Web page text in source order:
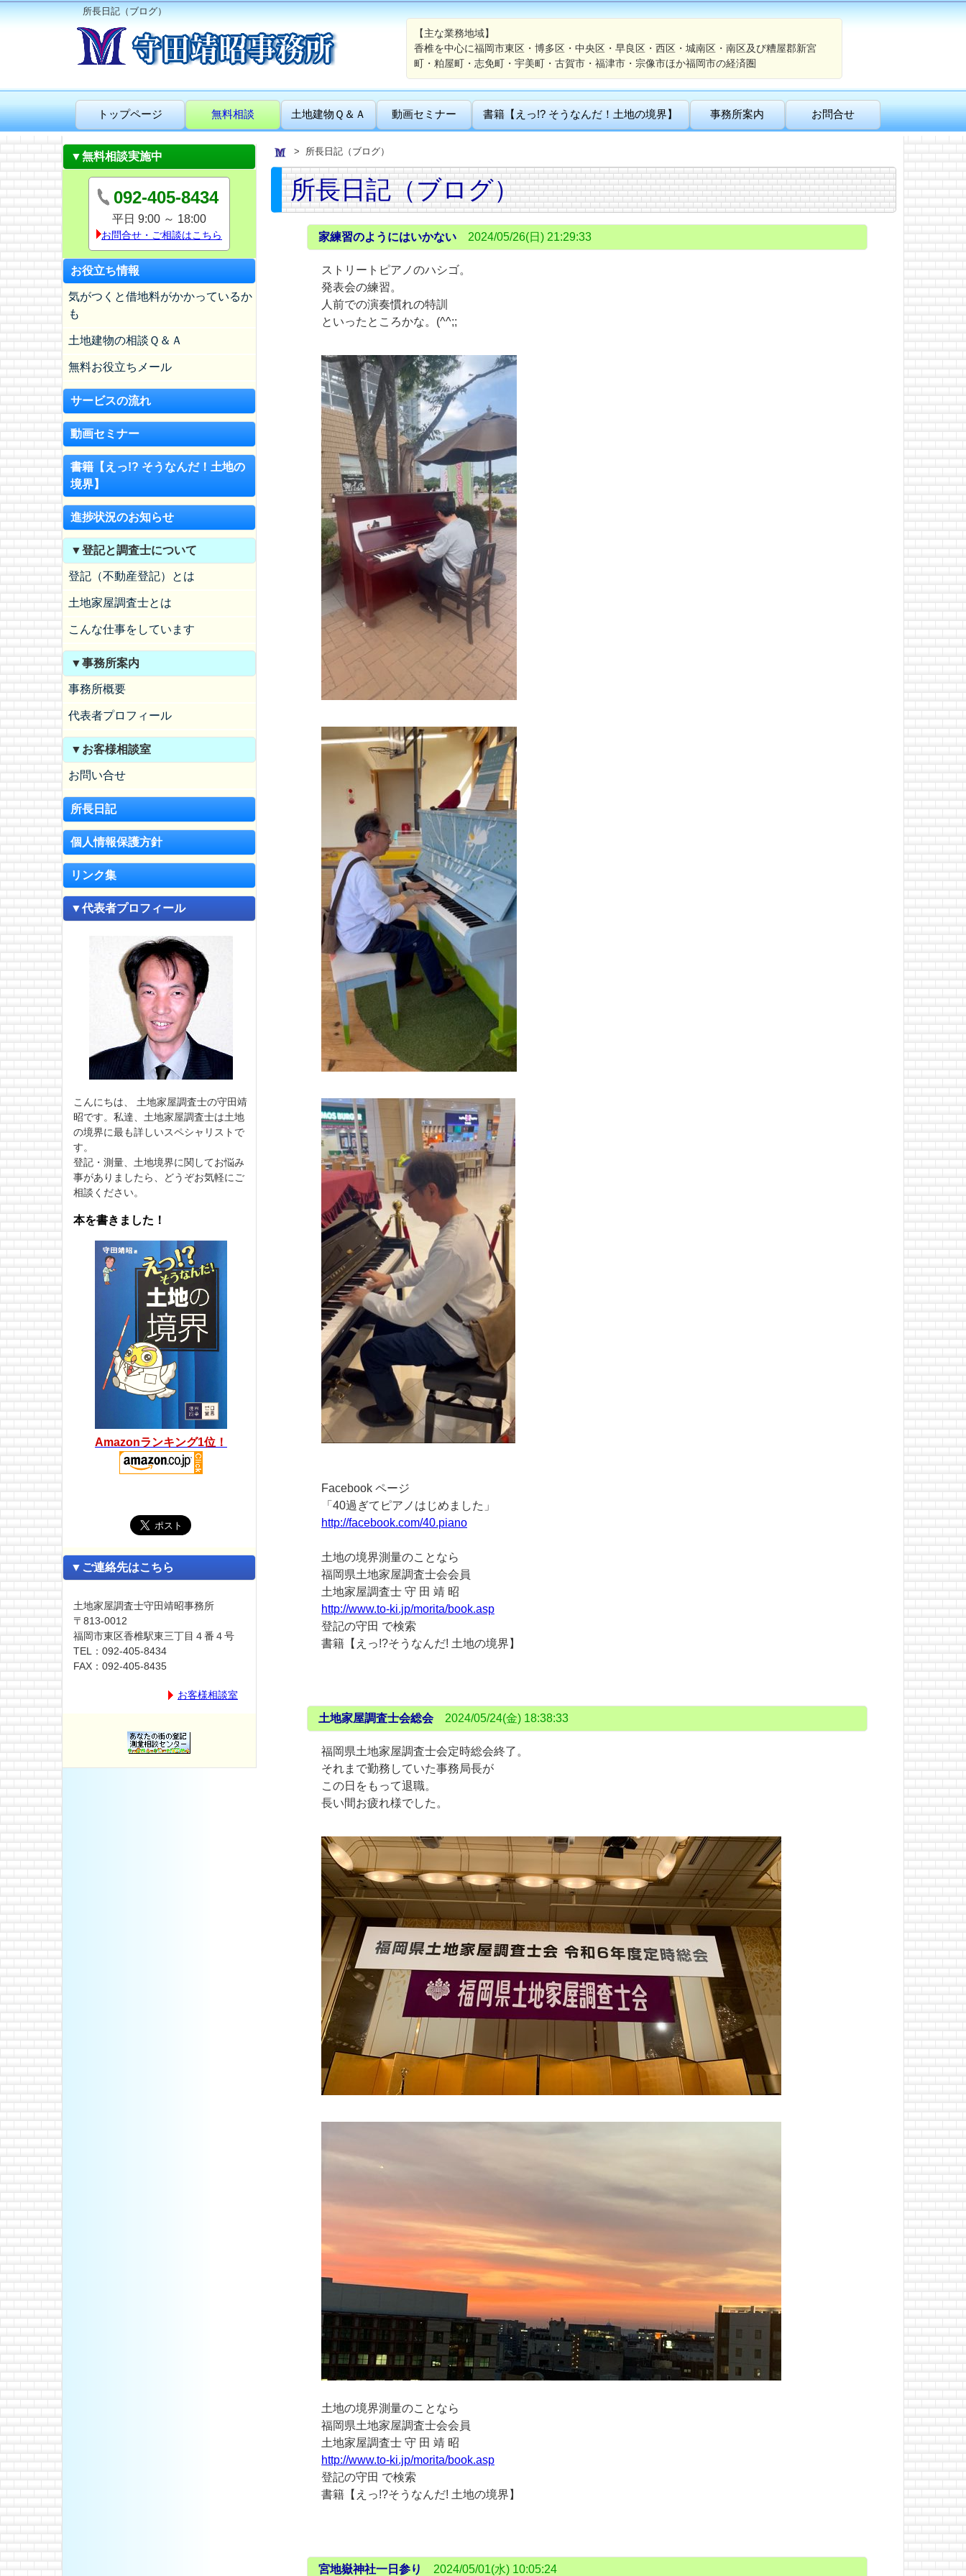
所長日記（ブログ）
【主な業務地域】
香椎を中心に福岡市東区・博多区・中央区・早良区・西区・城南区・南区及び糟屋郡新宮
町・粕屋町・志免町・宇美町・古賀市・福津市・宗像市ほか福岡市の経済圏
トップページ 無料相談 土地建物Ｑ＆Ａ 動画セミナー 書籍【えっ!? そうなんだ！土地の境界】 事務所案内 お問合せ
▼無料相談実施中
092-405-8434
平日 9:00 ～ 18:00
お問合せ・ご相談はこちら
お役立ち情報
気がつくと借地料がかかっているか
も
土地建物の相談Ｑ＆Ａ
無料お役立ちメール
サービスの流れ
動画セミナー
書籍【えっ!? そうなんだ！土地の
境界】
進捗状況のお知らせ
▼登記と調査士について
登記（不動産登記）とは
土地家屋調査士とは
こんな仕事をしています
▼事務所案内
事務所概要
代表者プロフィール
▼お客様相談室
お問い合せ
所長日記
個人情報保護方針
リンク集
▼代表者プロフィール
こんにちは、 土地家屋調査士の守田靖
昭です。私達、土地家屋調査士は土地
の境界に最も詳しいスペシャリストで
す。
登記・測量、土地境界に関してお悩み
事がありましたら、どうぞお気軽にご
相談ください。
本を書きました！
Amazonランキング1位！
▼ご連絡先はこちら
土地家屋調査士守田靖昭事務所
〒813-0012
福岡市東区香椎駅東三丁目４番４号
TEL：092-405-8434
FAX：092-405-8435
お客様相談室
所長日記（ブログ）
所長日記（ブログ）
家練習のようにはいかない 2024/05/26(日) 21:29:33
ストリートピアノのハシゴ。
発表会の練習。
人前での演奏慣れの特訓
といったところかな。(^^;;
Facebook ページ
「40過ぎてピアノはじめました」
http://facebook.com/40.piano
土地の境界測量のことなら
福岡県土地家屋調査士会会員
土地家屋調査士 守 田 靖 昭
http://www.to-ki.jp/morita/book.asp
登記の守田 で検索
書籍【えっ!?そうなんだ! 土地の境界】
土地家屋調査士会総会 2024/05/24(金) 18:38:33
福岡県土地家屋調査士会定時総会終了。
それまで勤務していた事務局長が
この日をもって退職。
長い間お疲れ様でした。
土地の境界測量のことなら
福岡県土地家屋調査士会会員
土地家屋調査士 守 田 靖 昭
http://www.to-ki.jp/morita/book.asp
登記の守田 で検索
書籍【えっ!?そうなんだ! 土地の境界】
宮地嶽神社一日参り 2024/05/01(水) 10:05:24